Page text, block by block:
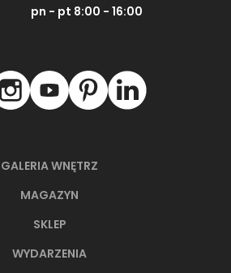
GALERIA WNĘTRZ
MAGAZYN
SKLEP
WYDARZENIA
pn - pt 8:00 - 16:00